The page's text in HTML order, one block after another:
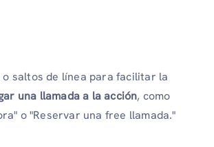
saltos de línea para facilitar la
una llamada a la acción, como
o "Reservar una free llamada."